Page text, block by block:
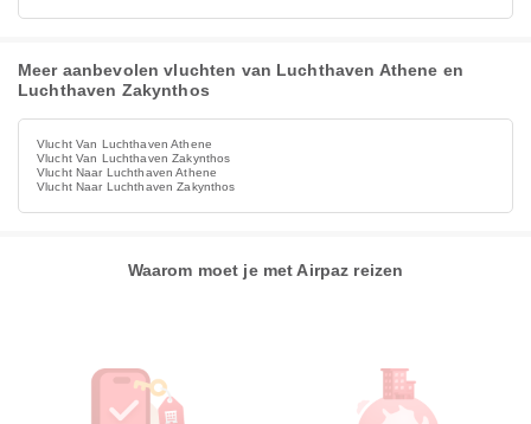
Meer aanbevolen vluchten van Luchthaven Athene en
Luchthaven Zakynthos
Vlucht Van Luchthaven Athene
Vlucht Van Luchthaven Zakynthos
Vlucht Naar Luchthaven Athene
Vlucht Naar Luchthaven Zakynthos
Waarom moet je met Airpaz reizen